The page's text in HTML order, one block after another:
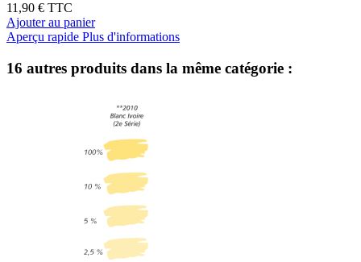
11,90 € TTC
Ajouter au panier
Aperçu rapide Plus d'informations
16 autres produits dans la même catégorie :